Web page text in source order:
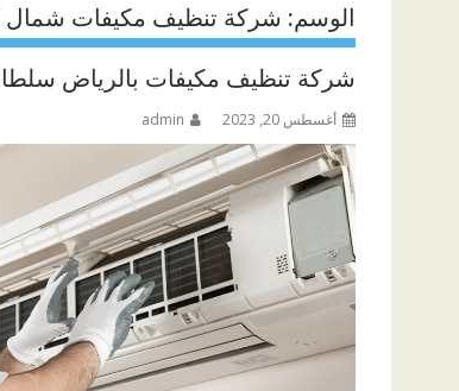
الوسم: شركة تنظيف مكيفات شمال
شركة تنظيف مكيفات بالرياض سلطانه
أغسطس 20, 2023 admin